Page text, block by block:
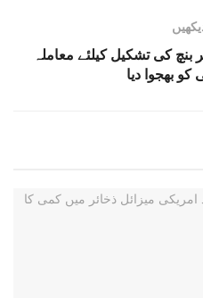
کی تشکیل کیلئے معاملہ